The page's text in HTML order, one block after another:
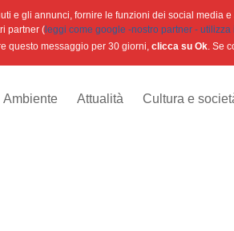
Ambiente Attualità Cultura e
e gli annunci, fornire le funzioni dei social
partner ( leggi come google -nostro partner - utilizza
questo messaggio per 30 giorni,clicca su Ok. Se